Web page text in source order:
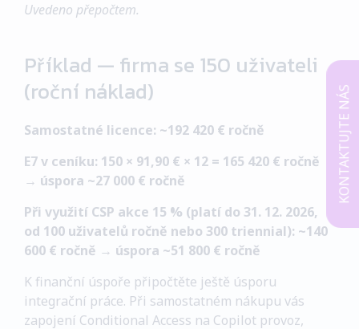
Uvedeno přepočtem.
Příklad — firma se 150 uživateli
(roční náklad)
Samostatné licence: ~192 420 € ročně
E7 v ceníku: 150 × 91,90 € × 12 = 165 420 € ročně
→ úspora ~27 000 € ročně
Při využití CSP akce 15 % (platí do 31. 12. 2026,
od 100 uživatelů ročně nebo 300 triennial): ~140
600 € ročně → úspora ~51 800 € ročně
K finanční úspoře připočtěte ještě úsporu
integrační práce. Při samostatném nákupu vás
zapojení Conditional Access na Copilot provoz,
KONTAKTUJTE NÁS